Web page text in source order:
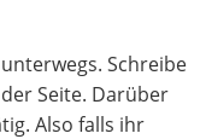
Schreibe
Seite. Darüber
Also falls ihr